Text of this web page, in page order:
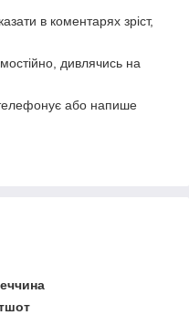
в коментарях зріст,
дивлячись на
або напише